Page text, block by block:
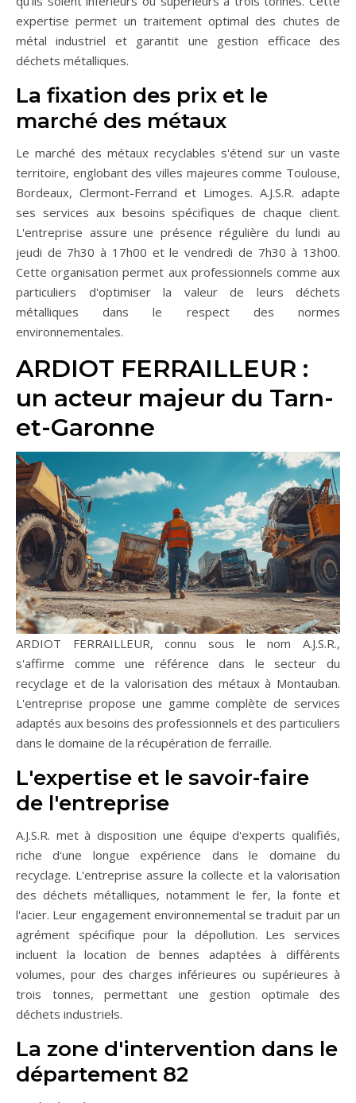
expertise permet un traitement optimal des chutes de
métal industriel et garantit une gestion efficace des
déchets métalliques.
La fixation des prix et le
marché des métaux
Le marché des métaux recyclables s'étend sur un vaste
territoire, englobant des villes majeures comme Toulouse,
Bordeaux, Clermont-Ferrand et Limoges. A.J.S.R. adapte
ses services aux besoins spécifiques de chaque client.
L'entreprise assure une présence régulière du lundi au
jeudi de 7h30 à 17h00 et le vendredi de 7h30 à 13h00.
Cette organisation permet aux professionnels comme aux
particuliers d'optimiser la valeur de leurs déchets
métalliques dans le respect des normes
environnementales.
ARDIOT FERRAILLEUR :
un acteur majeur du Tarn-
et-Garonne
ARDIOT FERRAILLEUR, connu sous le nom A.J.S.R.,
s'affirme comme une référence dans le secteur du
recyclage et de la valorisation des métaux à Montauban.
L'entreprise propose une gamme complète de services
adaptés aux besoins des professionnels et des particuliers
dans le domaine de la récupération de ferraille.
L'expertise et le savoir-faire
de l'entreprise
A.J.S.R. met à disposition une équipe d'experts qualifiés,
riche d'une longue expérience dans le domaine du
recyclage. L'entreprise assure la collecte et la valorisation
des déchets métalliques, notamment le fer, la fonte et
l'acier. Leur engagement environnemental se traduit par un
agrément spécifique pour la dépollution. Les services
incluent la location de bennes adaptées à différents
volumes, pour des charges inférieures ou supérieures à
trois tonnes, permettant une gestion optimale des
déchets industriels.
La zone d'intervention dans le
département 82